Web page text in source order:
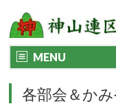
MENU
各部会＆か